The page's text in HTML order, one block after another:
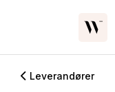
Leverandører